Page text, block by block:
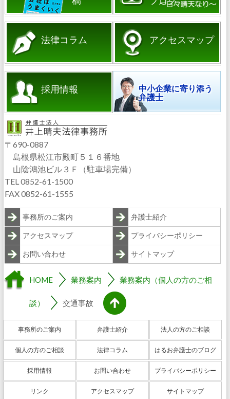
法律コラム アクセスマップ
採用情報
中小企業に寄り添う
弁護士
〒690-0887
島根県松江市殿町５１６番地
山陰鴻池ビル３Ｆ（駐車場完備）
TEL 0852-61-1500
FAX 0852-61-1555
事務所のご案内 弁護士紹介
アクセスマップ プライバシーポリシー
お問い合わせ サイトマップ
HOME 業務案内 業務案内（個人の方のご相
談） 交通事故
事務所のご案内 弁護士紹介 法人の方のご相談
個人の方のご相談 法律コラム はるお弁護士のブログ
採用情報 お問い合わせ プライバシーポリシー
リンク アクセスマップ サイトマップ